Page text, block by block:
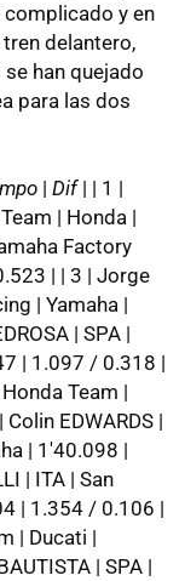
complicado y en
delantero,
han quejado
para las dos
| Dif| | 1 |
| Honda |
Factory
| | 3 | Jorge
| Yamaha |
| SPA |
| 1.097 / 0.318 |
Team |
EDWARDS |
| 1'40.098 |
| ITA | San
| 1.354 / 0.106 |
| Ducati |
| SPA |